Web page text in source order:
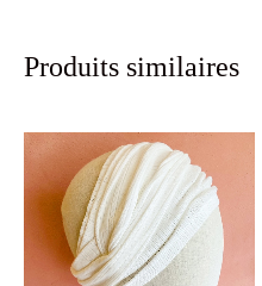
Produits similaires